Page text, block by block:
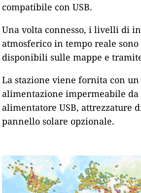
compatibile con USB.
Una volta connesso, i livelli di
atmosferico in tempo reale
disponibili sulle mappe e
La stazione viene fornita con
alimentazione impermeabile
alimentatore USB, attrezzature
pannello solare opzionale.